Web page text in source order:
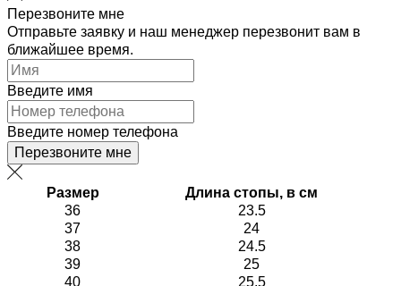
Перезвоните мне
Отправьте заявку и наш менеджер перезвонит вам в
ближайшее время.
Введите имя
Введите номер телефона
Перезвоните мне
Размер
Длина стопы, в см
36
23.5
37
24
38
24.5
39
25
40
25.5